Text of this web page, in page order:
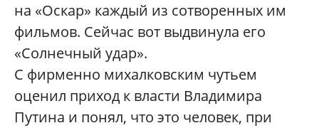
на «Оскар» каждый из сотворенных им
фильмов. Сейчас вот выдвинула его
«Солнечный удар».
С фирменно михалковским чутьем
оценил приход к власти Владимира
Путина и понял, что это человек, при